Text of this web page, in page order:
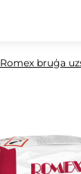
Romex bruģa